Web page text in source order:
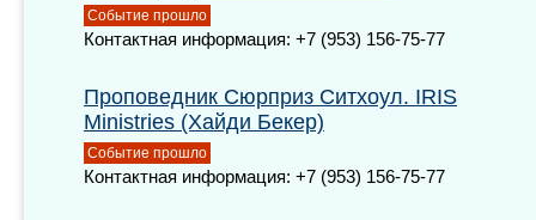
Событие прошло
Контактная информация: +7 (953) 156-75-77
Проповедник Сюрприз Ситхоул. IRIS
Ministries (Хайди Бекер)
Событие прошло
Контактная информация: +7 (953) 156-75-77